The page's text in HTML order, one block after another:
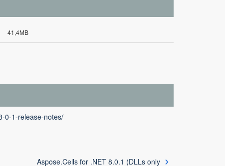
41,4MB
0-1-release-notes/
Aspose.Cells for .NET 8.0.1 (DLLs only